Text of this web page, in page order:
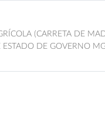
(CARRETA DE
ESTADO DE GOVERNO